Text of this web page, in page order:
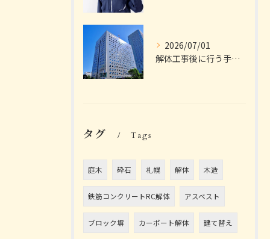
2026/07/01
解体工事後に行う手続きは？
タグ Tags
庭木 砕石 札幌 解体 木造
鉄筋コンクリートRC解体 アスベスト
ブロック塀 カーポート解体 建て替え